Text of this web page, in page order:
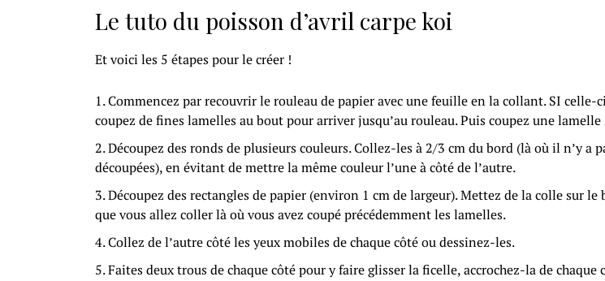
Le tuto du poisson d’avril carpe koi
Et voici les 5 étapes pour le créer !
Commencez par recouvrir le rouleau de papier avec une feuille en la collant. SI celle-
coupez de fines lamelles au bout pour arriver jusqu’au rouleau. Puis coupez une lamelle
Découpez des ronds de plusieurs couleurs. Collez-les à 2/3 cm du bord (là où il n’y a
découpées), en évitant de mettre la même couleur l’une à côté de l’autre.
Découpez des rectangles de papier (environ 1 cm de largeur). Mettez de la colle sur
que vous allez coller là où vous avez coupé précédemment les lamelles.
Collez de l’autre côté les yeux mobiles de chaque côté ou dessinez-les.
Faites deux trous de chaque côté pour y faire glisser la ficelle, accrochez-la de